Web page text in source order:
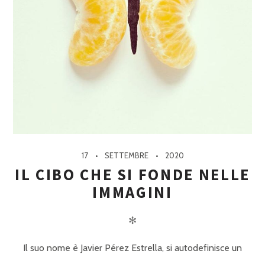
17 SETTEMBRE 2020
IL CIBO CHE SI FONDE NELLE
IMMAGINI
✻
Il suo nome è Javier Pérez Estrella, si autodefinisce un